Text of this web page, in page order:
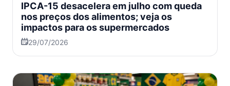
IPCA-15 desacelera em julho com queda
nos preços dos alimentos; veja os
impactos para os supermercados
29/07/2026